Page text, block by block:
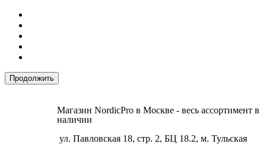
Продолжить
Магазин NordicPro в Москве - весь ассортимент в
наличии
ул. Павловская 18, стр. 2, БЦ 18.2, м. Тульская